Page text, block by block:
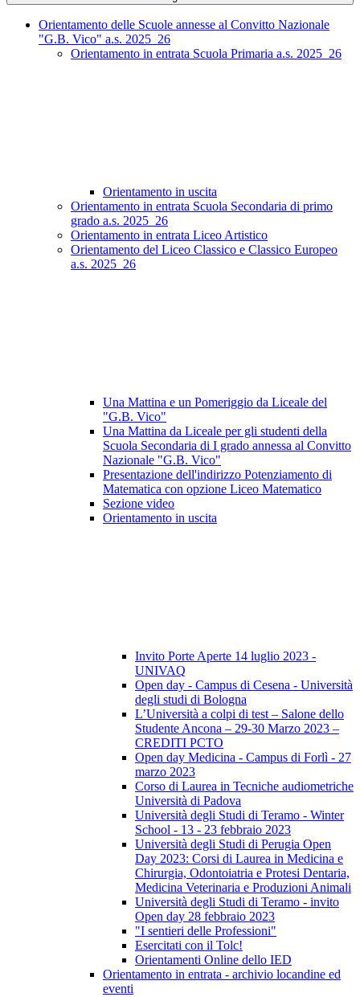
Orientamento delle Scuole annesse al Convitto Nazionale
"G.B. Vico" a.s. 2025_26
Orientamento in entrata Scuola Primaria a.s. 2025_26
Orientamento in uscita
Orientamento in entrata Scuola Secondaria di primo
grado a.s. 2025_26
Orientamento in entrata Liceo Artistico
Orientamento del Liceo Classico e Classico Europeo
a.s. 2025_26
Una Mattina e un Pomeriggio da Liceale del
"G.B. Vico"
Una Mattina da Liceale per gli studenti della
Scuola Secondaria di I grado annessa al Convitto
Nazionale "G.B. Vico"
Presentazione dell'indirizzo Potenziamento di
Matematica con opzione Liceo Matematico
Sezione video
Orientamento in uscita
Invito Porte Aperte 14 luglio 2023 -
UNIVAQ
Open day - Campus di Cesena - Università
degli studi di Bologna
L’Università a colpi di test – Salone dello
Studente Ancona – 29-30 Marzo 2023 –
CREDITI PCTO
Open day Medicina - Campus di Forlì - 27
marzo 2023
Corso di Laurea in Tecniche audiometriche
Università di Padova
Università degli Studi di Teramo - Winter
School - 13 - 23 febbraio 2023
Università degli Studi di Perugia Open
Day 2023: Corsi di Laurea in Medicina e
Chirurgia, Odontoiatria e Protesi Dentaria,
Medicina Veterinaria e Produzioni Animali
Università degli Studi di Teramo - invito
Open day 28 febbraio 2023
"I sentieri delle Professioni"
Esercitati con il Tolc!
Orientamenti Online dello IED
Orientamento in entrata - archivio locandine ed
eventi